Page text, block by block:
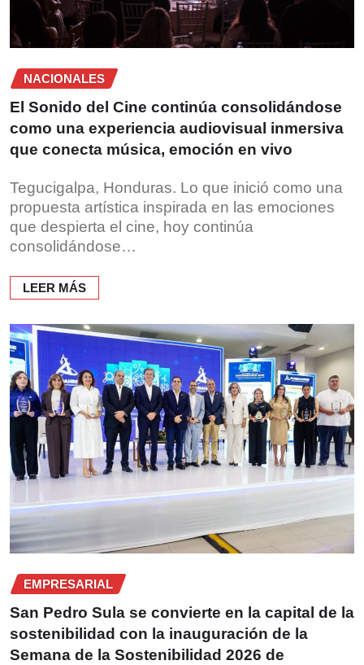
NACIONALES
El Sonido del Cine continúa consolidándose
como una experiencia audiovisual inmersiva
que conecta música, emoción en vivo
Tegucigalpa, Honduras. Lo que inició como una
propuesta artística inspirada en las emociones
que despierta el cine, hoy continúa
consolidándose…
LEER MÁS
EMPRESARIAL
San Pedro Sula se convierte en la capital de la
sostenibilidad con la inauguración de la
Semana de la Sostenibilidad 2026 de